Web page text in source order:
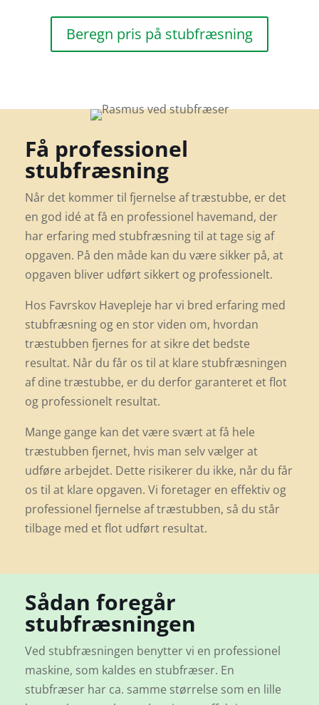
Beregn pris på stubfræsning
Få professionel
stubfræsning
Når det kommer til fjernelse af træstubbe, er det
en god idé at få en professionel havemand, der
har erfaring med stubfræsning til at tage sig af
opgaven. På den måde kan du være sikker på, at
opgaven bliver udført sikkert og professionelt.
Hos Favrskov Havepleje har vi bred erfaring med
stubfræsning og en stor viden om, hvordan
træstubben fjernes for at sikre det bedste
resultat. Når du får os til at klare stubfræsningen
af dine træstubbe, er du derfor garanteret et flot
og professionelt resultat.
Mange gange kan det være svært at få hele
træstubben fjernet, hvis man selv vælger at
udføre arbejdet. Dette risikerer du ikke, når du får
os til at klare opgaven. Vi foretager en effektiv og
professionel fjernelse af træstubben, så du står
tilbage med et flot udført resultat.
Sådan foregår
stubfræsningen
Ved stubfræsningen benytter vi en professionel
maskine, som kaldes en stubfræser. En
stubfræser har ca. samme størrelse som en lille